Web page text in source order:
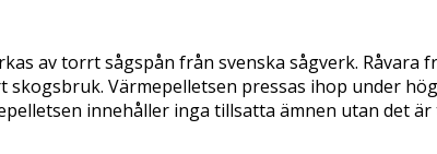
av torrt sågspån från svenska sågverk. Råvara
Värmepelletsen pressas ihop under
innehåller inga tillsatta ämnen utan det